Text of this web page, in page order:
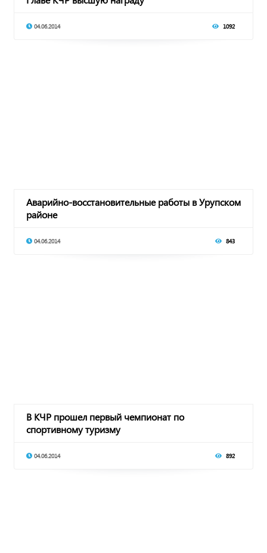
04.06.2014 1092
Аварийно-восстановительные работы в Урупском
районе
04.06.2014 843
В КЧР прошел первый чемпионат по
спортивному туризму
04.06.2014 892